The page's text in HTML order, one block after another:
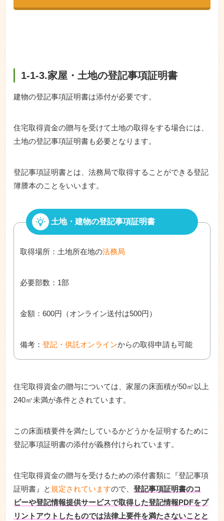
1-1-3.家屋・土地の登記事項証明書
建物の登記事項証明書は添付が必要です。
住宅取得資金の贈与を受けて土地の取得をする場合には、
土地の登記事項証明書も必要となります。
登記事項証明書とは、法務局で取得することができる登記
簿謄本のことをいいます。
土地・建物の登記事項証明書
取得場所：土地所在地の法務局
必要部数：1部
金額：600円（オンライン送付は500円）
備考： 登記・供託オンラインからの取得申請も可能
住宅取得資金の贈与については、家屋の床面積が50㎡以上
240㎡未満が条件とされています。
この床面積要件を満たしているかどうかを証明するために
登記事項証明書の添付が義務付けられています。
住宅取得資金の贈与を受けるための添付書類に『登記事項
証明書』と 規定されていますので、 登記事項証明書のコ
ピーや登記情報提供サービスで取得した登記情報PDFをプ
リントアウトしたものでは法律上要件を満たさないことと